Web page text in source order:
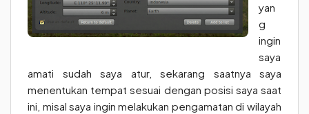
yan
g
ingin
saya
amati sudah saya atur, sekarang saatnya saya
menentukan tempat sesuai dengan posisi saya saat
ini, misal saya ingin melakukan pengamatan di wilayah